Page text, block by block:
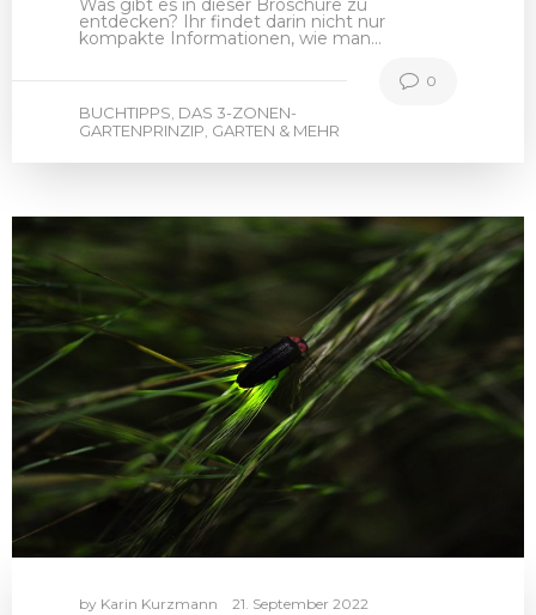
Was gibt es in dieser Broschüre zu
entdecken? Ihr findet darin nicht nur
kompakte Informationen, wie man…
BUCHTIPPS DAS 3-ZONEN-
GARTENPRINZIP GARTEN & MEHR
0
by Karin Kurzmann 21. September 2022